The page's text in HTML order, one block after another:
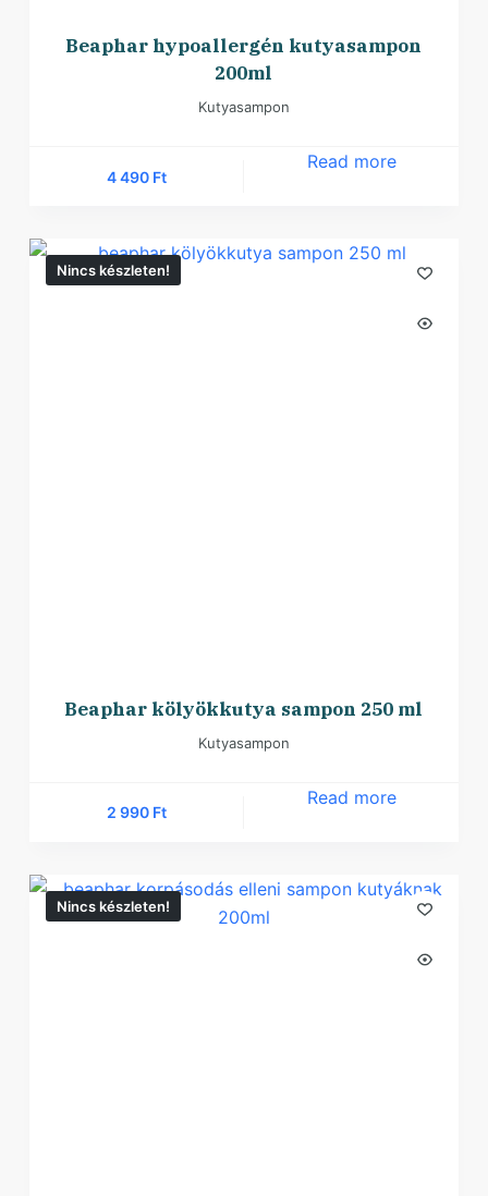
Beaphar hypoallergén kutyasampon
200ml
Kutyasampon
4 490 Ft
Read more
Nincs készleten!
Beaphar kölyökkutya sampon 250 ml
Kutyasampon
2 990 Ft
Read more
Nincs készleten!